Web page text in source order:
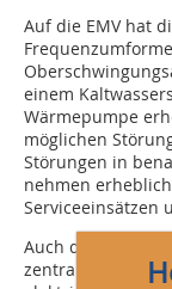
Auf die EMV hat
einem
Wärmepumpe
möglichen
Störungen in
nehmen
Serviceeinsätzen
Auch die
zentrale Rolle im